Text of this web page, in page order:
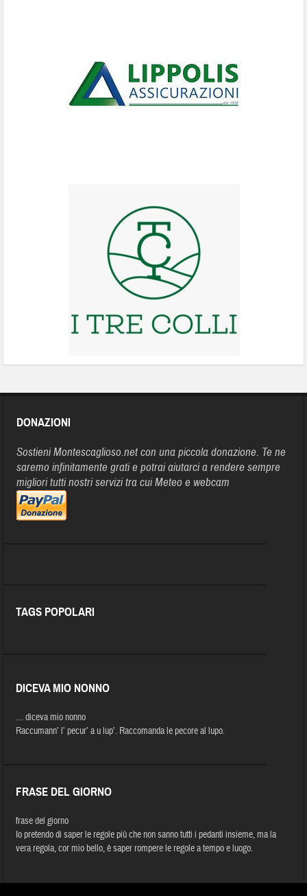
DONAZIONI
Sostieni Montescaglioso.net con una piccola donazione. Te ne
saremo infinitamente grati e potrai aiutarci a rendere sempre
migliori tutti nostri servizi tra cui Meteo e webcam
TAGS POPOLARI
DICEVA MIO NONNO
… diceva mio nonno
Raccumann’ l’ pecur’ a u lup’. Raccomanda le pecore al lupo.
FRASE DEL GIORNO
frase del giorno
Io pretendo di saper le regole più che non sanno tutti i pedanti insieme, ma la
vera regola, cor mio bello, è saper rompere le regole a tempo e luogo.